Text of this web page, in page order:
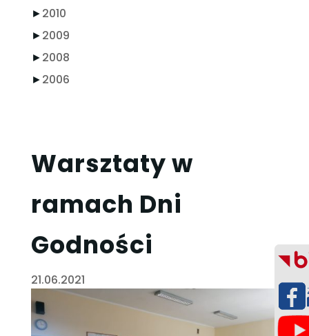
►2010
►2009
►2008
►2006
Warsztaty w
ramach Dni
Godności
21.06.2021